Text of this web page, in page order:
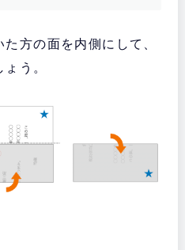
方の面を内側にして、
う。